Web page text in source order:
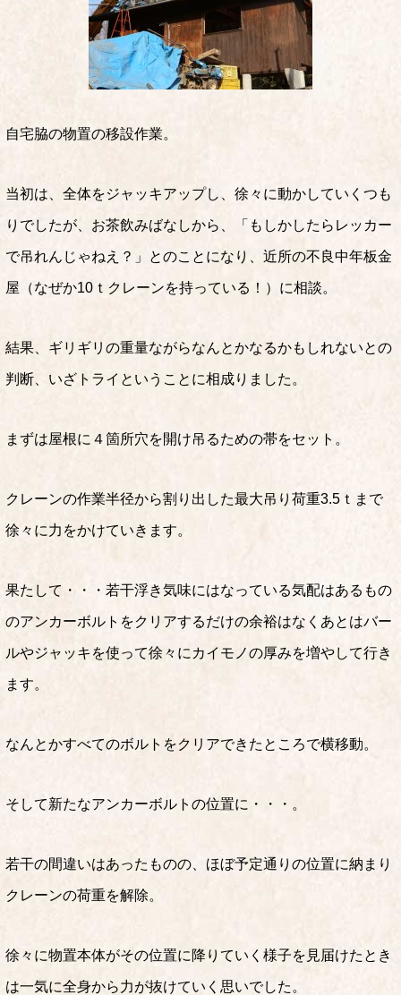
自宅脇の物置の移設作業。
当初は、全体をジャッキアップし、徐々に動かしていくつも
りでしたが、お茶飲みばなしから、「もしかしたらレッカー
で吊れんじゃねえ？」とのことになり、近所の不良中年板金
屋（なぜか10ｔクレーンを持っている！）に相談。
結果、ギリギリの重量ながらなんとかなるかもしれないとの
判断、いざトライということに相成りました。
まずは屋根に４箇所穴を開け吊るための帯をセット。
クレーンの作業半径から割り出した最大吊り荷重3.5ｔまで
徐々に力をかけていきます。
果たして・・・若干浮き気味にはなっている気配はあるもの
のアンカーボルトをクリアするだけの余裕はなくあとはバー
ルやジャッキを使って徐々にカイモノの厚みを増やして行き
ます。
なんとかすべてのボルトをクリアできたところで横移動。
そして新たなアンカーボルトの位置に・・・。
若干の間違いはあったものの、ほぼ予定通りの位置に納まり
クレーンの荷重を解除。
徐々に物置本体がその位置に降りていく様子を見届けたとき
は一気に全身から力が抜けていく思いでした。